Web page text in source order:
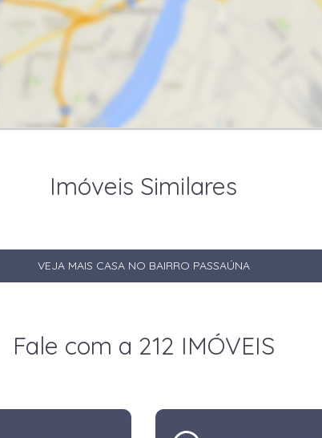
Imóveis Similares
VEJA MAIS CASA NO BAIRRO PASSAÚNA
Fale com a 212 IMÓVEIS